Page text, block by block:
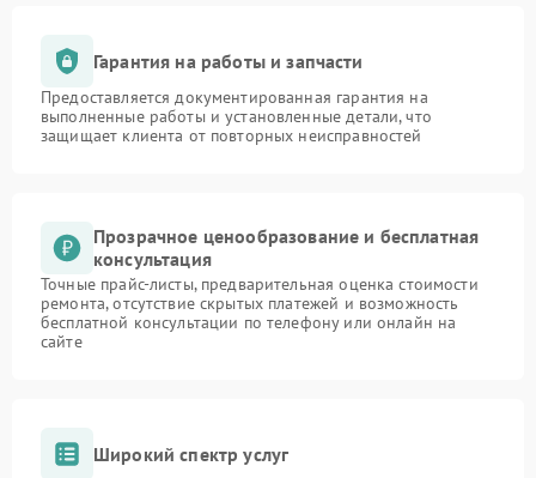
Гарантия на работы и запчасти
Предоставляется документированная гарантия на
выполненные работы и установленные детали, что
защищает клиента от повторных неисправностей
Прозрачное ценообразование и бесплатная
консультация
Точные прайс-листы, предварительная оценка стоимости
ремонта, отсутствие скрытых платежей и возможность
бесплатной консультации по телефону или онлайн на
сайте
Широкий спектр услуг